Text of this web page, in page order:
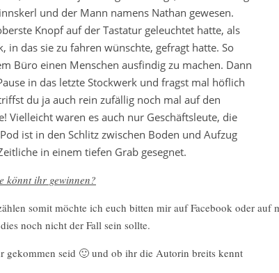
und der Mann namens Nathan gewesen.
Knopf auf der Tastatur geleuchtet hatte, als
in das sie zu fahren wünschte, gefragt hatte. So
Büro einen Menschen ausfindig zu machen. Dann
in das letzte Stockwerk und fragst mal höflich
du ja auch rein zufällig noch mal auf den
Vielleicht waren es auch nur Geschäftsleute, die
ist in den Schlitz zwischen Boden und Aufzug
in einem tiefen Grab gesegnet.
könnt ihr gewinnen?
somit möchte ich euch bitten mir auf Facebook oder auf
noch nicht der Fall sein sollte.
gekommen seid 🙂 und ob ihr die Autorin breits kennt